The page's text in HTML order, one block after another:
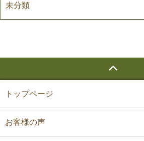
未分類
トップページ
お客様の声